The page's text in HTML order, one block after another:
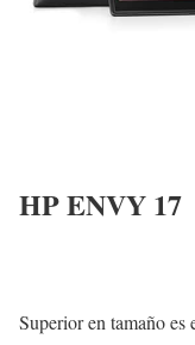
HP ENVY 17
Superior en tamaño